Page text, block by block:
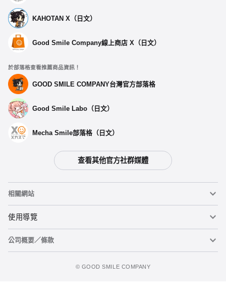
KAHOTAN X（日文）
Good Smile Company線上商店 X（日文）
於部落格查看推薦商品資訊！
GOOD SMILE COMPANY台灣官方部落格
Good Smile Labo（日文）
Mecha Smile部落格（日文）
查看其他官方社群媒體
相關網站
黏土人
黏土人臉部製造機（英文）
使用導覽
重要公告
公司概要／條款
©️ GOOD SMILE COMPANY